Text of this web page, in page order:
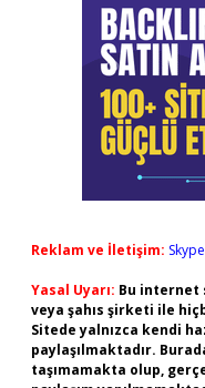
Reklam ve İletişim:
Yasal Uyarı: Bu internet
veya şahıs şirketi ile
Sitede yalnızca kendi
paylaşılmaktadır.
taşımamakta olup,